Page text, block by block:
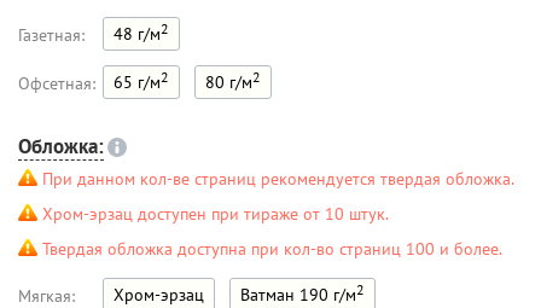
Газетная: 48 г/м2
Офсетная: 65 г/м2 80 г/м2
Обложка:
При данном кол-ве страниц рекомендуется твердая обложка.
Хром-эрзац доступен при тираже от 10 штук.
Твердая обложка доступна при кол-во страниц 100 и более.
Мягкая: Хром-эрзац Ватман 190 г/м2